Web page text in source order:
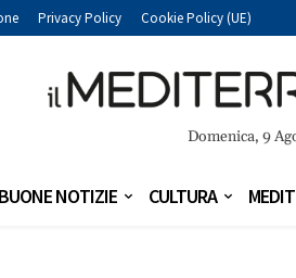
Privacy Policy Cookie Policy (UE)
Domenica, 9
BUONE NOTIZIE CULTURA